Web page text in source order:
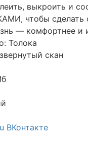
выкроить и
чтобы сделать
— комфортнее и
Толока
скан
ВКонтакте